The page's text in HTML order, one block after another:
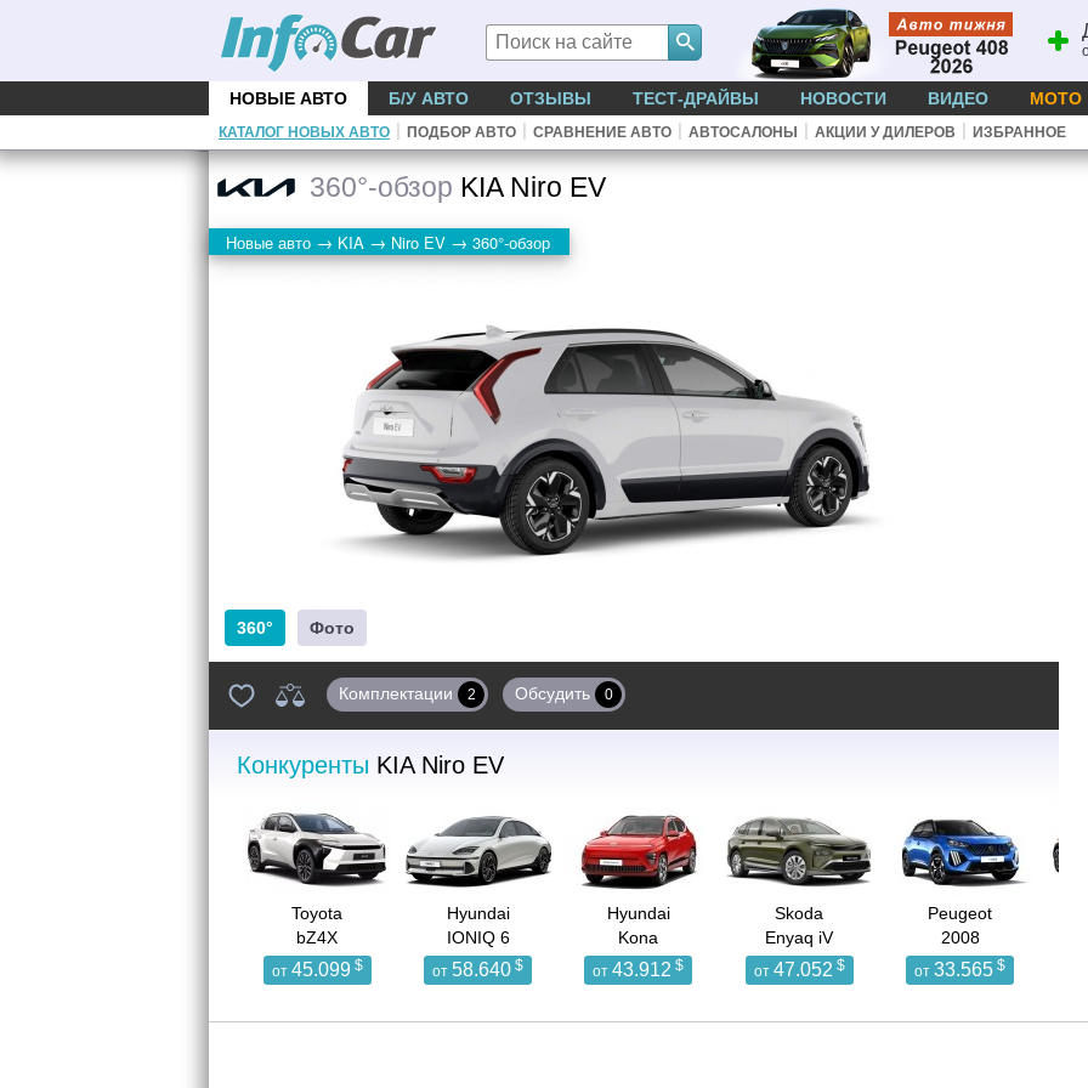
НОВЫЕ АВТО Б/У АВТО ОТЗЫВЫ ТЕСТ-ДРАЙВЫ НОВОСТИ ВИДЕО МОТО
КАТАЛОГ НОВЫХ АВТО | ПОДБОР АВТО | СРАВНЕНИЕ АВТО | АВТОСАЛОНЫ | АКЦИИ У ДИЛЕРОВ | ИЗБРАННОЕ
360°-обзор KIA Niro EV
Новые авто → KIA → Niro EV → 360°-обзор
360° Фото
Комплектации 2 Обсудить 0
Конкуренты KIA Niro EV
Toyota
bZ4X
от 45.099 $
Hyundai
IONIQ 6
от 58.640 $
Hyundai
Kona
от43.912 $
Skoda
Enyaq iV
от 47.052 $
Peugeot
2008
от33.565 $